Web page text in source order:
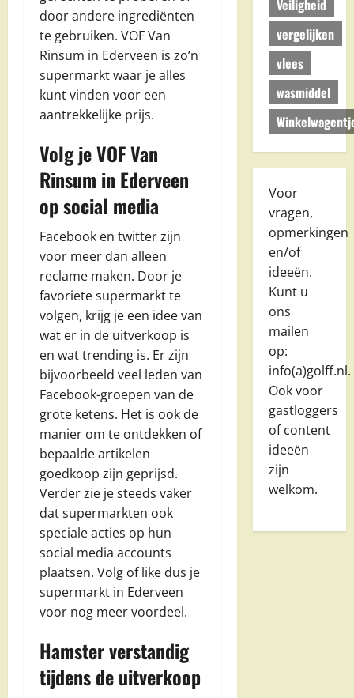
door andere ingrediënten
te gebruiken. VOF Van
Rinsum in Ederveen is zo’n
supermarkt waar je alles
kunt vinden voor een
aantrekkelijke prijs.
Volg je VOF Van
Rinsum in Ederveen
op social media
Facebook en twitter zijn
voor meer dan alleen
reclame maken. Door je
favoriete supermarkt te
volgen, krijg je een idee van
wat er in de uitverkoop is
en wat trending is. Er zijn
bijvoorbeeld veel leden van
Facebook-groepen van de
grote ketens. Het is ook de
manier om te ontdekken of
bepaalde artikelen
goedkoop zijn geprijsd.
Verder zie je steeds vaker
dat supermarkten ook
speciale acties op hun
social media accounts
plaatsen. Volg of like dus je
supermarkt in Ederveen
voor nog meer voordeel.
Hamster verstandig
tijdens de uitverkoop
Veiligheid
vergelijken
vlees
wasmiddel
Voor
vragen,
opmerkingen
en/of
ideeën.
Kunt u
ons
mailen
op:
info(a)golff.nl.
Ook voor
gastloggers
of content
ideeën
zijn
welkom.